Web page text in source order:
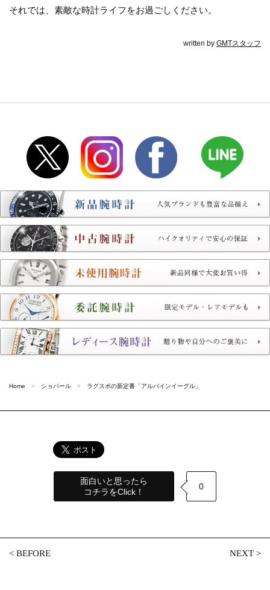
それでは、素敵な時計ライフをお過ごしください。
written by GMTスタッフ
Home ショパール ラグスポの新定番「アルパインイーグル」
面白いと思ったら
コチラをClick！
0
<BEFORE NEXT>